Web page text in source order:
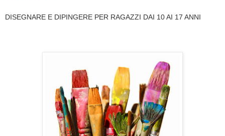
DISEGNARE E DIPINGERE PER RAGAZZI DAI 10 AI 17 ANNI